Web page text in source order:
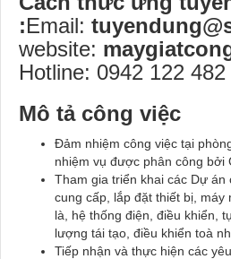
:Email:
website:
Hotline: 0942 122 482
Mô tả công việc
Đảm nhiệm công việc tại
nhiệm vụ được phân công bởi
Tham gia triển khai các Dự án
cung cấp, lắp đặt thiết bị, máy
là, hệ thống điện, điều khiển,
lượng tái tạo, điều khiển toà
Tiếp nhận và thực hiện các